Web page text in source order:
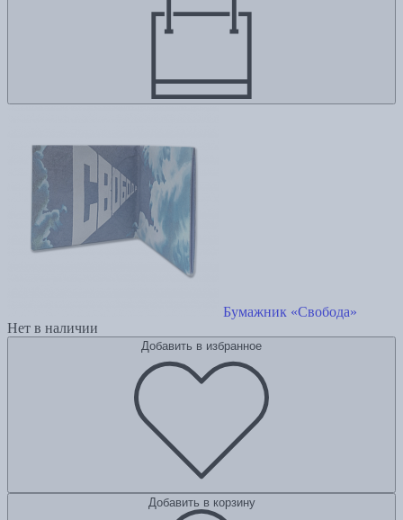
Бумажник «Свобода»
Нет в наличии
Добавить в избранное
Добавить в корзину